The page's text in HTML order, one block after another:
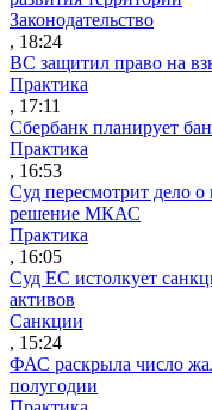
Законодательство
, 18:24
ВС защитил право на
Практика
, 17:11
Сбербанк планирует
Практика
, 16:53
Суд пересмотрит дело о
решение МКАС
Практика
, 16:05
Суд ЕС истолкует
активов
Санкции
, 15:24
ФАС раскрыла число
полугодии